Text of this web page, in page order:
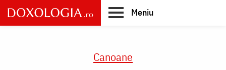
Skip
to
main
Meniu
Canoane